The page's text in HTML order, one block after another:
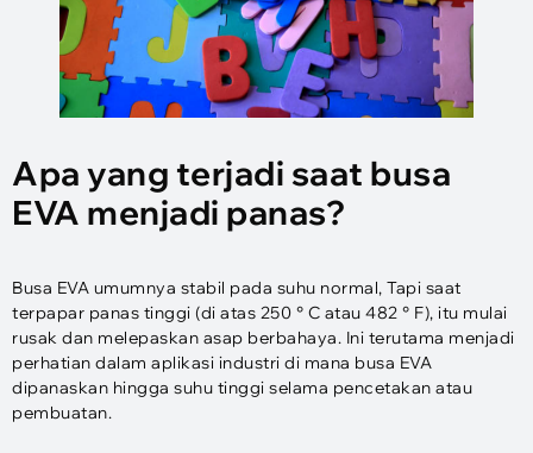
Apa yang terjadi saat busa
EVA menjadi panas?
Busa EVA umumnya stabil pada suhu normal, Tapi saat
terpapar panas tinggi (di atas 250 ° C atau 482 ° F), itu mulai
rusak dan melepaskan asap berbahaya. Ini terutama menjadi
perhatian dalam aplikasi industri di mana busa EVA
dipanaskan hingga suhu tinggi selama pencetakan atau
pembuatan.